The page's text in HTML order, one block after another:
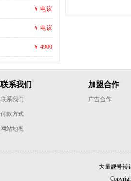
￥ 电议
￥ 电议
￥ 4900
联系我们
联系我们
付款方式
网站地图
加盟合作
广告合作
大量靓号转